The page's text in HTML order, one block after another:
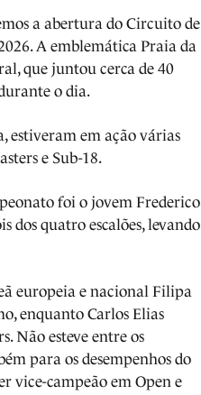
a abertura do Circuito de
A emblemática Praia da
que juntou cerca de 40
o dia.
estiveram em ação várias
e Sub-18.
foi o jovem Frederico
dos quatro escalões, levando
europeia e nacional Filipa
enquanto Carlos Elias
Não esteve entre os
para os desempenhos do
vice-campeão em Open e